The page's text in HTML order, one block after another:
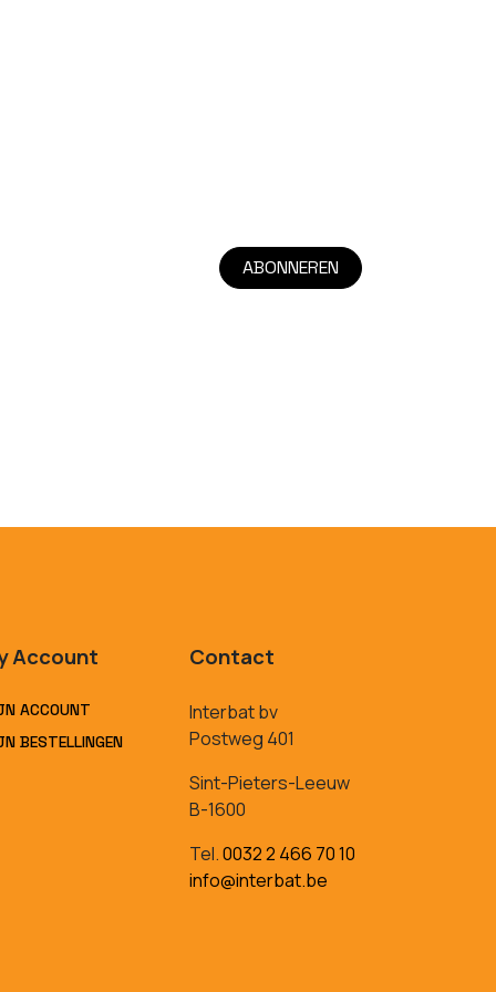
ABONNEREN
Account
ACCOUNT
BESTELLINGEN
Contact
Interbat bv
Postweg 401
Sint-Pieters-Leeuw
B-1600
Tel.0032 2 466 70 10
info@interbat.be